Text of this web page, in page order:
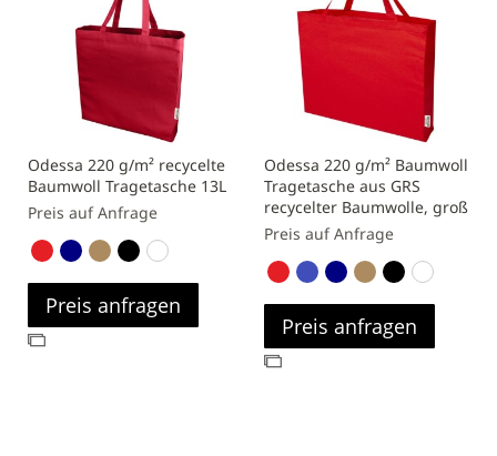
Odessa 220 g/m² recycelte
Baumwoll Tragetasche 13L
Preis auf Anfrage
Preis anfragen
Zur
Odessa 220 g/m² Baumwoll
Tragetasche aus GRS
recycelter Baumwolle, groß
Preis auf Anfrage
Preis anfragen
Zur